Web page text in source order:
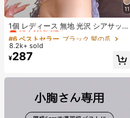
11
1個 レディース 無地 光沢 シアサッカ
ー リボン ヘアクリップ、エレガント
なファッション クロークリップ、日
常使用に適しています (ヘアクロー 1
3cm-15cm)
#6 ベストセラー
ブラック 髪の爪
売り切れ間近！
#6 ベストセラー
ブラック 髪の爪
売り切れ間近！
#6 ベストセラー
ブラック 髪の爪
売り切れ間近！
#6 ベストセラー
8.2k+ sold
¥287